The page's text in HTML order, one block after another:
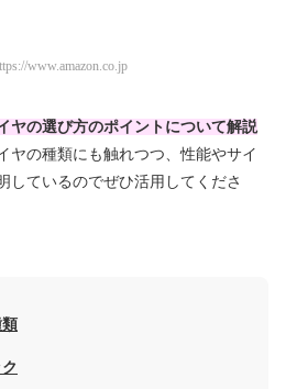
www.amazon.co.jp
ヤの選び方のポイントについて解説
ヤの種類にも触れつつ、性能やサイ
しているのでぜひ活用してくださ